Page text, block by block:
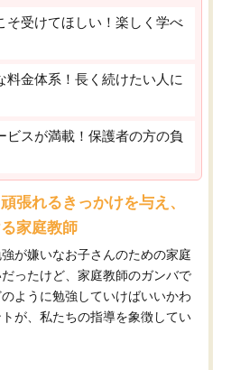
そ受けてほしい！楽しく学べ
料金体系！長く続けたい人に
ビスが満載！保護者の方の負
張れるきっかけを与え、
家庭教師
が嫌いなお子さんのための家庭
ったけど、家庭教師のガンバで
ように勉強していけばいいかわ
が、私たちの指導を象徴してい